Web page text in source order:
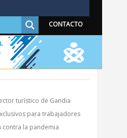
CONTACTO
turístico de Gandia
para trabajadores
contra la pandemia